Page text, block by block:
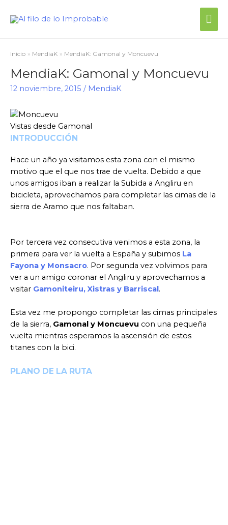
Inicio MendiaK MendiaK: Gamonal y Moncuevu
MendiaK: Gamonal y Moncuevu
12 noviembre, 2015 / MendiaK
Vistas desde Gamonal
INTRODUCCIÓN
Hace un año ya visitamos esta zona con el mismo
motivo que el que nos trae de vuelta. Debido a que
unos amigos iban a realizar la Subida a Angliru en
bicicleta, aprovechamos para completar las cimas de la
sierra de Aramo que nos faltaban.
Por tercera vez consecutiva venimos a esta zona, la
primera para ver la vuelta a España y subimos La
Fayona y Monsacro. Por segunda vez volvimos para
ver a un amigo coronar el Angliru y aprovechamos a
visitar Gamoniteiru, Xistras y Barriscal.
Esta vez me propongo completar las cimas principales
de la sierra, Gamonal y Moncuevu con una pequeña
vuelta mientras esperamos la ascensión de estos
titanes con la bici.
PLANO DE LA RUTA